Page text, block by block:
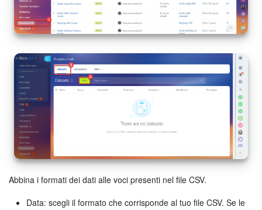
Telefonia
Mio profilo
Impostazioni
Enterprise
Bitrix24 On-Premise
Bitrix24 Messenger
Domande generali
Abbina i formati dei dati alle voci presenti nel file CSV.
Data: scegli il formato che corrisponde al tuo file CSV. Se le